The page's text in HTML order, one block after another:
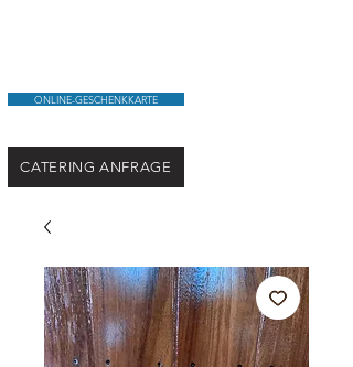
ONLINE-GESCHENKKARTE
CATERING ANFRAGE